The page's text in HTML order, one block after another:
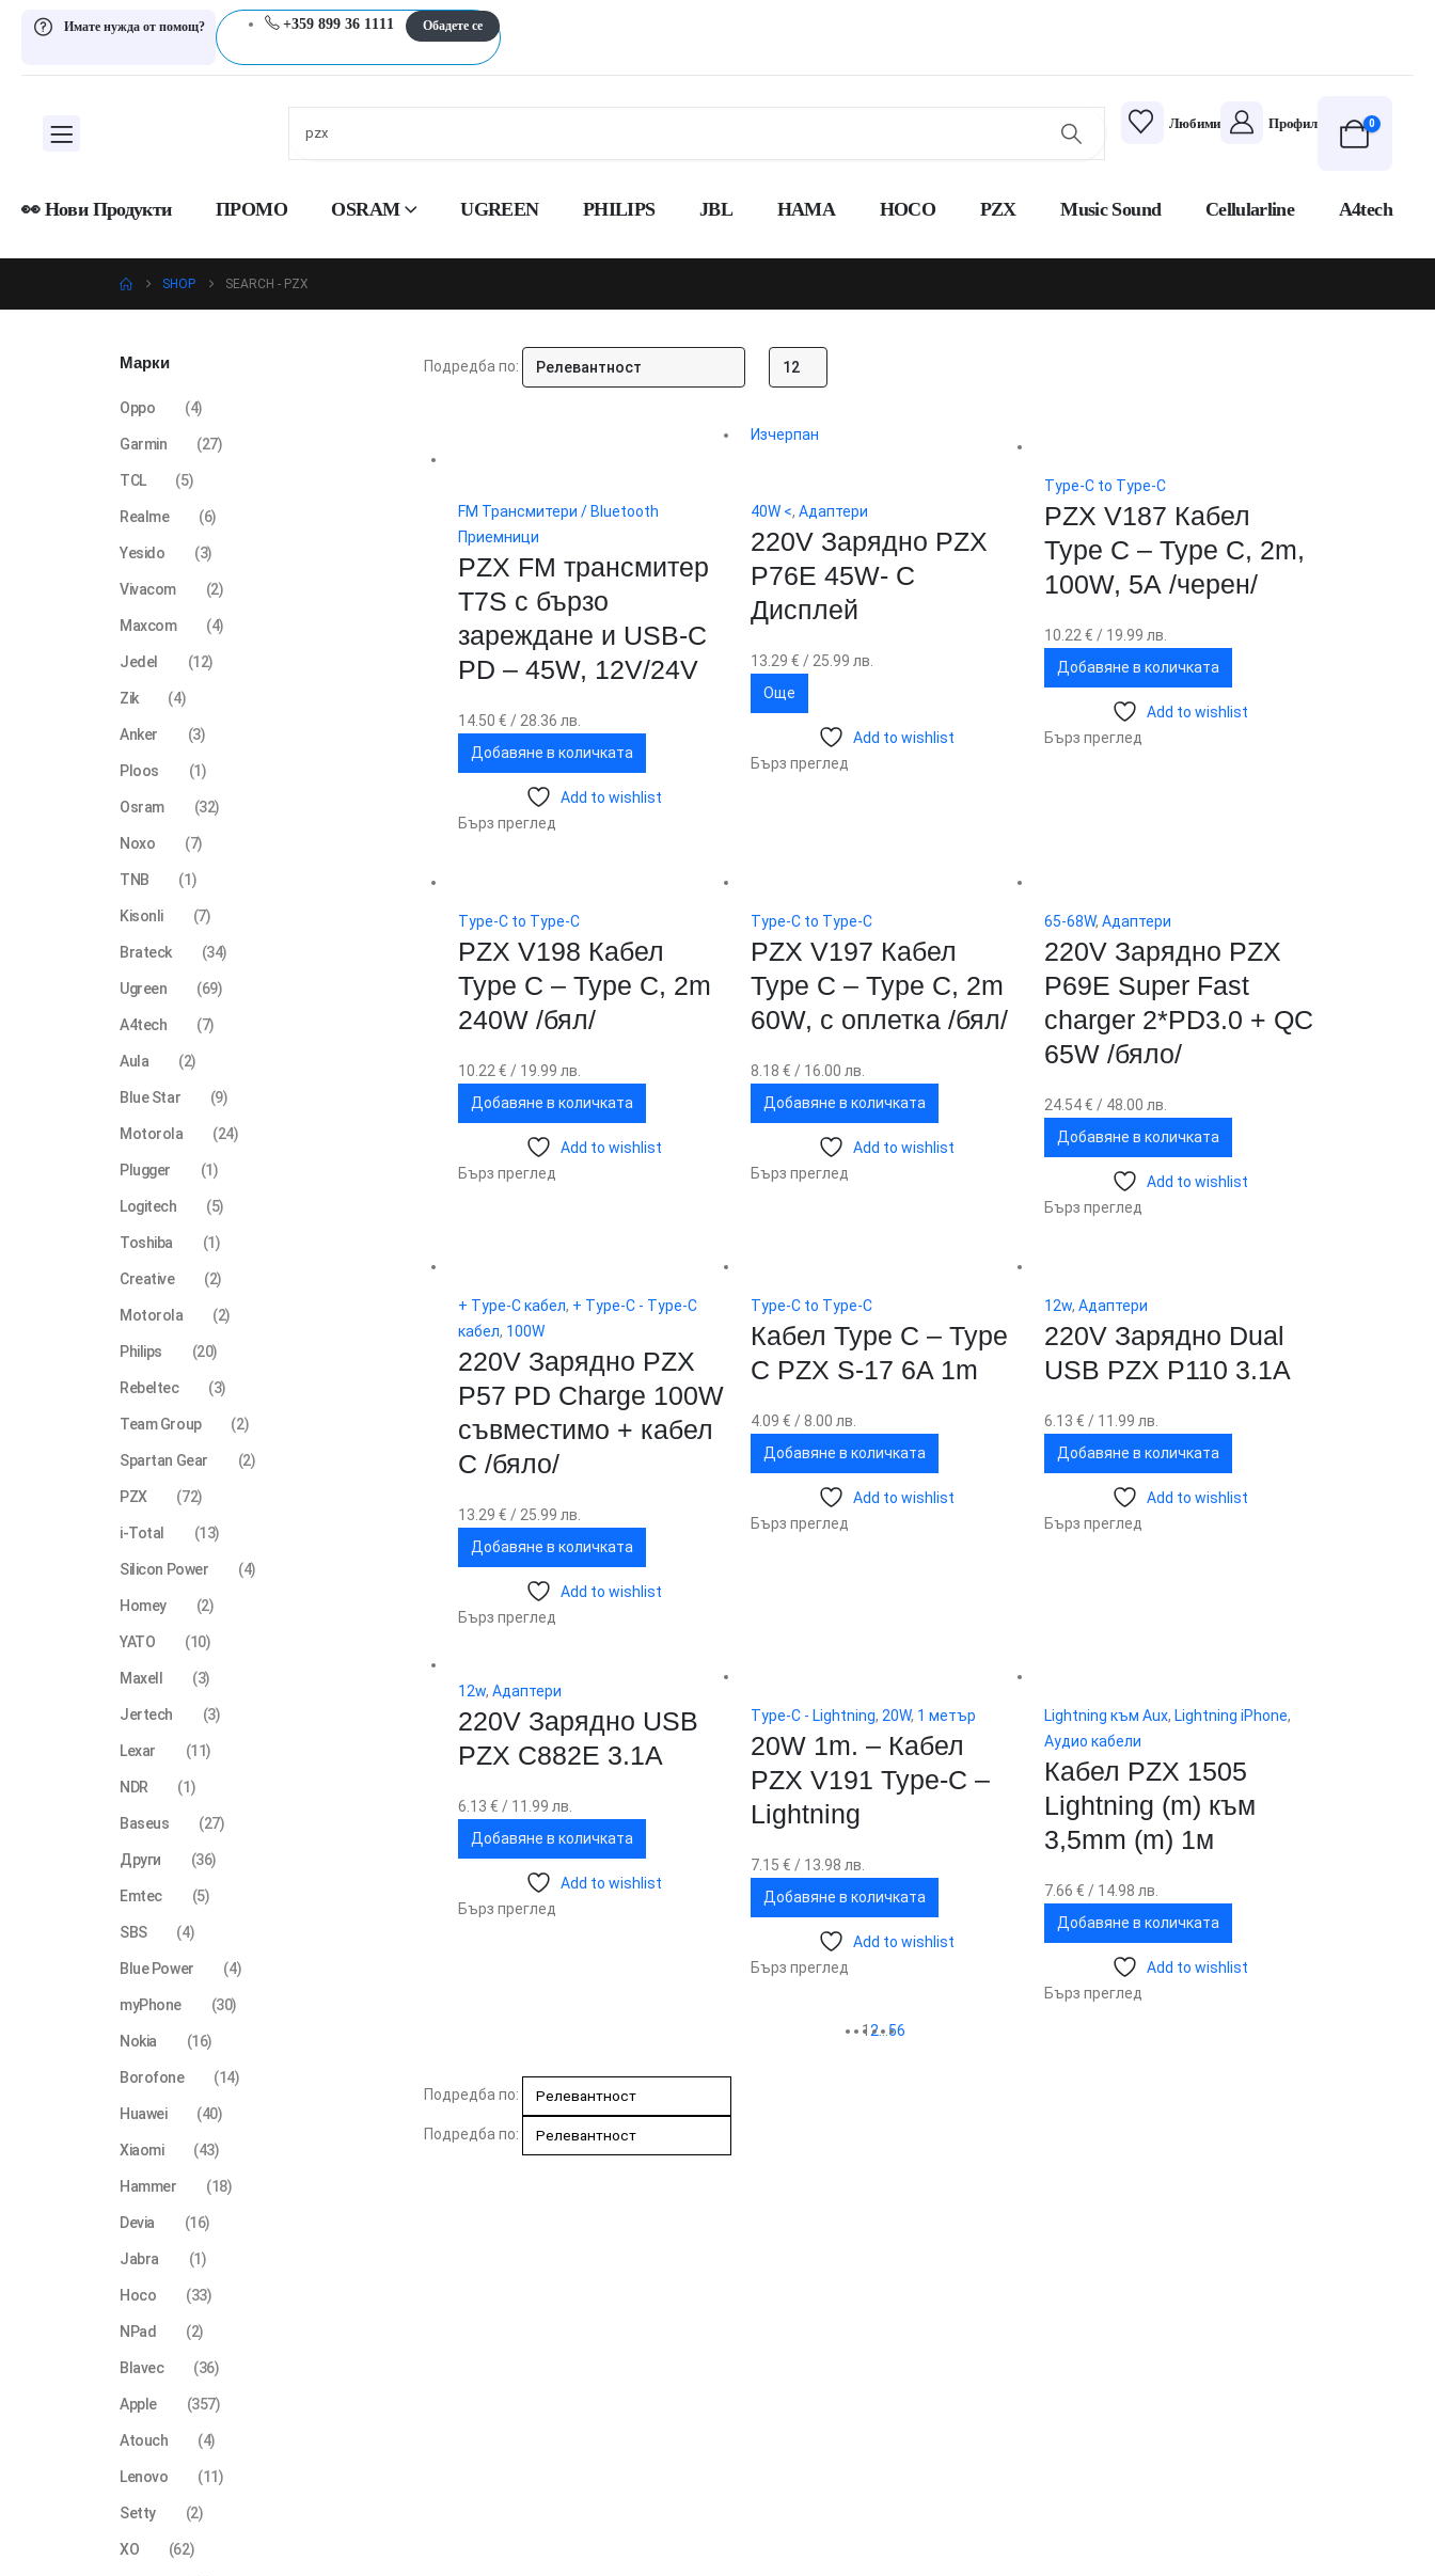
Имате нужда от помощ? +359 899 36 1111 Обадете се
Любими Профил 0
👀 Нови Продукти ПРОМО OSRAM UGREEN PHILIPS JBL HAMA HOCO PZX Music Sound Cellularline A4tech
SHOP SEARCH - PZX
Подредба по:
FM Трансмитери / Bluetooth
Приемници
PZX FM трансмитер
T7S с бързо
зареждане и USB-C
PD – 45W, 12V/24V
14.50 € / 28.36 лв.
Добавяне в количката
Add to wishlist
Бърз преглед
Изчерпан
40W <,Адаптери
220V Зарядно PZX
P76E 45W- С
Дисплей
13.29€ / 25.99 лв.
Още
Add to wishlist
Бърз преглед
Type-C to Type-C
PZX V187 Кабел
Type C – Type C, 2m,
100W, 5А /черен/
10.22 € / 19.99 лв.
Добавяне в количката
Add to wishlist
Бърз преглед
Type-C to Type-C
PZX V198 Кабел
Type C – Type C, 2m
240W /бял/
10.22 € / 19.99 лв.
Добавяне в количката
Add to wishlist
Бърз преглед
Type-C to Type-C
PZX V197 Кабел
Type C – Type C, 2m
60W, с оплетка /бял/
8.18€ / 16.00 лв.
Добавяне в количката
Add to wishlist
Бърз преглед
65-68W, Адаптери
220V Зарядно PZX
P69E Super Fast
charger 2*PD3.0 + QC
65W /бяло/
24.54€ / 48.00 лв.
Добавяне в количката
Add to wishlist
Бърз преглед
+ Type-C кабел, + Type-C - Type-C
кабел, 100W
220V Зарядно PZX
P57 PD Charge 100W
съвместимо + кабел
C /бяло/
13.29 € / 25.99 лв.
Добавяне в количката
Add to wishlist
Бърз преглед
Type-C to Type-C
Кабел Type C – Type
C PZX S-17 6A 1m
4.09€ / 8.00 лв.
Добавяне в количката
Add to wishlist
Бърз преглед
12w, Адаптери
220V Зарядно Dual
USB PZX P110 3.1А
6.13 € / 11.99 лв.
Добавяне в количката
Add to wishlist
Бърз преглед
12w, Адаптери
220V Зарядно USB
PZX C882E 3.1А
6.13 € / 11.99 лв.
Добавяне в количката
Add to wishlist
Бърз преглед
Type-C - Lightning, 20W, 1 метър
20W 1m. – Кабел
PZX V191 Type-C –
Lightning
7.15€ / 13.98 лв.
Добавяне в количката
Add to wishlist
Бърз преглед
Lightning към Aux, Lightning iPhone,
Аудио кабели
Кабел PZX 1505
Lightning (m) към
3,5mm (m) 1м
7.66 € / 14.98 лв.
Добавяне в количката
Add to wishlist
Бърз преглед
1 2… 56
Подредба по:
Подредба по:
Марки
Oppo (4)
Garmin (27)
TCL (5)
Realme (6)
Yesido (3)
Vivacom (2)
Maxcom (4)
Jedel (12)
Zik (4)
Anker (3)
Ploos (1)
Osram (32)
Noxo (7)
TNB (1)
Kisonli (7)
Brateck (34)
Ugreen (69)
A4tech (7)
Aula (2)
Blue Star (9)
Motorola (24)
Plugger (1)
Logitech (5)
Toshiba (1)
Creative (2)
Motorola (2)
Philips (20)
Rebeltec (3)
Team Group (2)
Spartan Gear (2)
PZX (72)
i-Total (13)
Silicon Power (4)
Homey (2)
YATO (10)
Maxell (3)
Jertech (3)
Lexar (11)
NDR (1)
Baseus (27)
Други (36)
Emtec (5)
SBS (4)
Blue Power (4)
myPhone (30)
Nokia (16)
Borofone (14)
Huawei (40)
Xiaomi (43)
Hammer (18)
Devia (16)
Jabra (1)
Hoco (33)
NPad (2)
Blavec (36)
Apple (357)
Atouch (4)
Lenovo (11)
Setty (2)
XO (62)